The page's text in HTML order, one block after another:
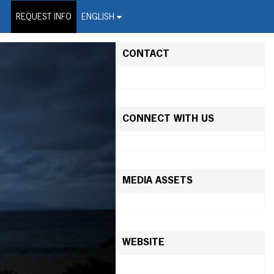
REQUEST INFO ENGLISH
Wire Service
CONTACT
CONNECT WITH US
MEDIA ASSETS
WEBSITE